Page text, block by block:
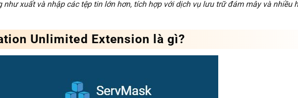
như xuất và nhập các tệp tin lớn hơn, tích hợp với dịch vụ lưu trữ đám mây và nhiều
Unlimited Extension là gì?